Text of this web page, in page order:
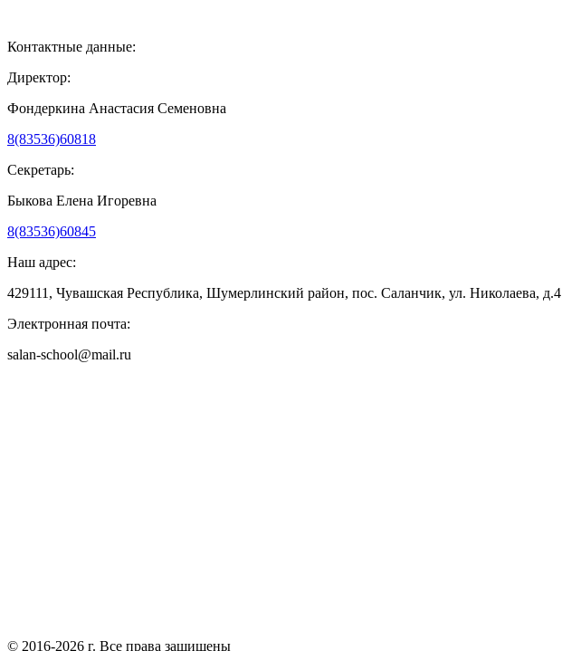
Контактные данные:
Директор:
Фондеркина Анастасия Семеновна
8(83536)60818
Секретарь:
Быкова Елена Игоревна
8(83536)60845
Наш адрес:
429111, Чувашская Республика, Шумерлинский район, пос. Саланчик, ул. Николаева, д.4
Электронная почта:
salan-school@mail.ru
© 2016-2026 г. Все права защищены